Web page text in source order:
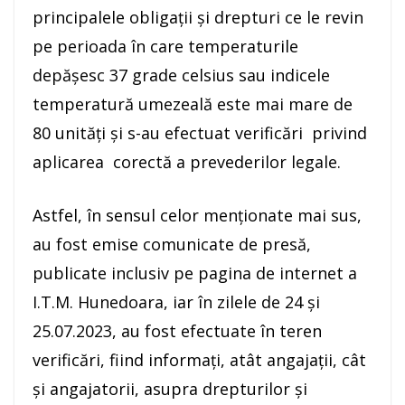
principalele obligații și drepturi ce le revin
pe perioada în care temperaturile
depășesc 37 grade celsius sau indicele
temperatură umezeală este mai mare de
80 unități și s-au efectuat verificări privind
aplicarea corectă a prevederilor legale.
Astfel, în sensul celor menționate mai sus,
au fost emise comunicate de presă,
publicate inclusiv pe pagina de internet a
I.T.M. Hunedoara, iar în zilele de 24 și
25.07.2023, au fost efectuate în teren
verificări, fiind informați, atât angajații, cât
și angajatorii, asupra drepturilor și